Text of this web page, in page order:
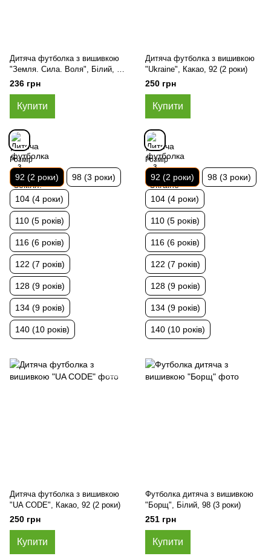
Дитяча футболка з вишивкою
"Земля. Сила. Воля", Білий, 92
(2 роки)
236 грн
Купити
Розмір
92 (2 роки) 98 (3 роки)
104 (4 роки)
110 (5 років)
116 (6 років)
122 (7 років)
128 (9 років)
134 (9 років)
140 (10 років)
Дитяча футболка з вишивкою
"Ukraine", Какао, 92 (2 роки)
250 грн
Купити
Розмір
92 (2 роки) 98 (3 роки)
104 (4 роки)
110 (5 років)
116 (6 років)
122 (7 років)
128 (9 років)
134 (9 років)
140 (10 років)
Дитяча футболка з вишивкою
"UA CODE", Какао, 92 (2 роки)
250 грн
Купити
Футболка дитяча з вишивкою
"Борщ", Білий, 98 (3 роки)
251 грн
Купити